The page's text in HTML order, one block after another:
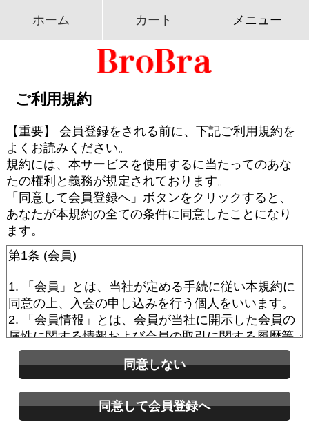
ホーム カート メニュー
ご利用規約
【重要】 会員登録をされる前に、下記ご利用規約を
よくお読みください。
規約には、本サービスを使用するに当たってのあな
たの権利と義務が規定されております。
「同意して会員登録へ」ボタンをクリックすると、
あなたが本規約の全ての条件に同意したことになり
ます。
同意しない
同意して会員登録へ